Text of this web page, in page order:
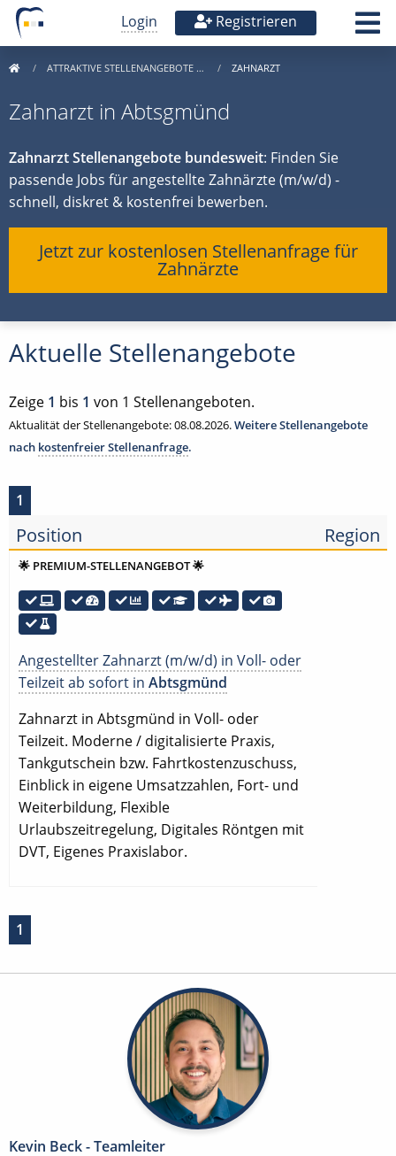
Login Registrieren
ATTRAKTIVE STELLENANGEBOTE … ZAHNARZT
Zahnarzt in Abtsgmünd
Zahnarzt Stellenangebote bundesweit: Finden Sie
passende Jobs für angestellte Zahnärzte (m/w/d) -
schnell, diskret & kostenfrei bewerben.
Jetzt zur kostenlosen Stellenanfrage für
Zahnärzte
Aktuelle Stellenangebote
Zeige 1 bis 1 von 1 Stellenangeboten.
Aktualität der Stellenangebote: 08.08.2026.Weitere Stellenangebote
nach kostenfreier Stellenanfrage.
1
Position Region
🌟 PREMIUM-STELLENANGEBOT 🌟
Angestellter Zahnarzt (m/w/d) in Voll- oder
Teilzeit ab sofort in Abtsgmünd
Zahnarzt in Abtsgmünd in Voll- oder
Teilzeit. Moderne / digitalisierte Praxis,
Tankgutschein bzw. Fahrtkostenzuschuss,
Einblick in eigene Umsatzzahlen, Fort- und
Weiterbildung, Flexible
Urlaubszeitregelung, Digitales Röntgen mit
DVT, Eigenes Praxislabor.
1
Kevin Beck - Teamleiter